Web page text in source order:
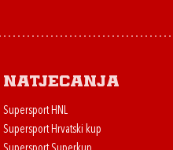
Natjecanja
Supersport HNL
Supersport Hrvatski kup